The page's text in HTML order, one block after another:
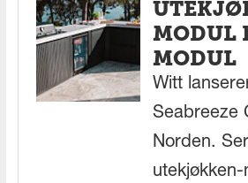
MODUL
MODUL
Witt
Seabreeze
Norden.